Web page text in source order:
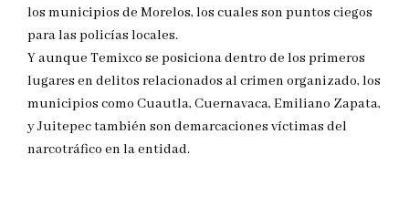
los municipios de Morelos, los cuales son puntos ciegos
para las policías locales.
Y aunque Temixco se posiciona dentro de los primeros
lugares en delitos relacionados al crimen organizado, los
municipios como Cuautla, Cuernavaca, Emiliano Zapata,
y Juitepec también son demarcaciones víctimas del
narcotráfico en la entidad.